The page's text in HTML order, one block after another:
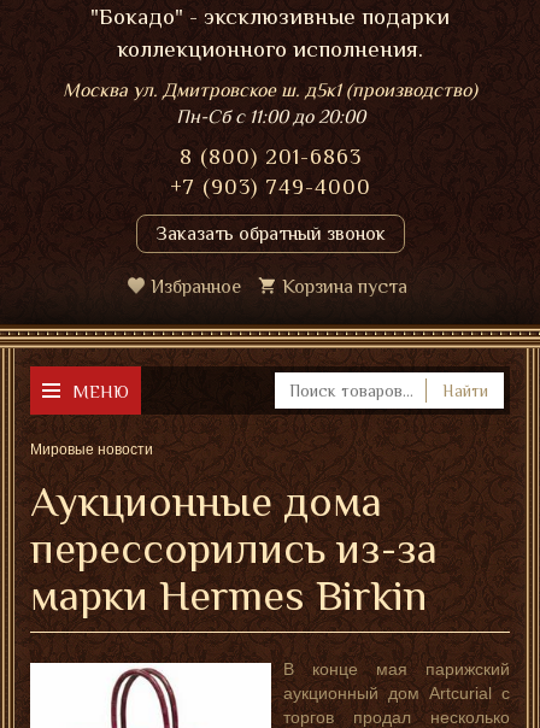
"Бокадо" - эксклюзивные подарки
коллекционного исполнения.
Москва ул. Дмитровское ш. д5к1 (производство)
Пн-Сбс 11:00 до 20:00
8 (800) 201-6863
+7 (903) 749-4000
Заказать обратный звонок
Избранное Корзина пуста
МЕНЮ Найти
Мировые новости
Аукционные дома
перессорились из-за
марки Hermes Birkin
В конце мая парижский
аукционный дом Artcurial с
торгов продал несколько